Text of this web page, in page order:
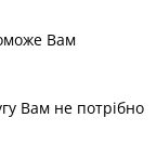
Вам
Вам не потрібно